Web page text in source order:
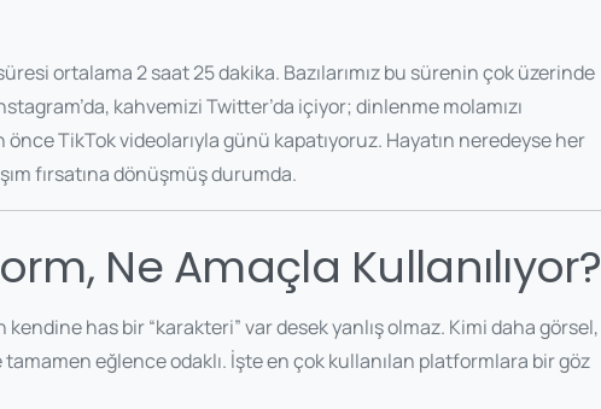
ortalama 2 saat 25 dakika. Bazılarımız bu sürenin çok üzerinde
kahvemizi Twitter’da içiyor; dinlenme molamızı
TikTok videolarıyla günü kapatıyoruz. Hayatın neredeyse her
fırsatına dönüşmüş durumda.
Ne Amaçla Kullanılıyor?
has bir “karakteri” var desek yanlış olmaz. Kimi daha görsel,
tamamen eğlence odaklı. İşte en çok kullanılan platformlara bir göz